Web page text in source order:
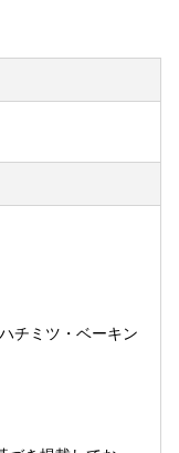
チミツ・ベーキン